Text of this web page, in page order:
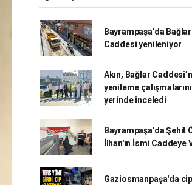
Bayrampaşa’da Bağlar
Caddesi yenileniyor
Akın, Bağlar
yenileme çalışmalarını
yerinde inceledi
Bayrampaşa'da Şehit
İlhan'ın İsmi Caddeye
Gaziosmanpaşa'da